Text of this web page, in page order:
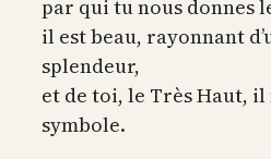
par qui tu nous donnes
il est beau, rayonnant
splendeur,
et de toi, le Très Haut,
symbole.